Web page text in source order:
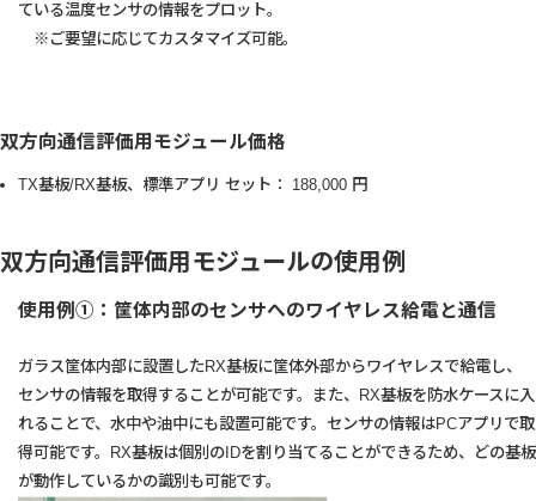
ている温度センサの情報をプロット。
※ご要望に応じてカスタマイズ可能。
双方向通信評価用モジュール価格
TX基板/RX基板、標準アプリ セット： 188,000 円
双方向通信評価用モジュールの使用例
使用例①：筐体内部のセンサへのワイヤレス給電と通信
ガラス筐体内部に設置したRX基板に筐体外部からワイヤレスで給電し、
センサの情報を取得することが可能です。また、RX基板を防水ケースに入
れることで、水中や油中にも設置可能です。センサの情報はPCアプリで取
得可能です。RX基板は個別のIDを割り当てることができるため、どの基板
が動作しているかの識別も可能です。